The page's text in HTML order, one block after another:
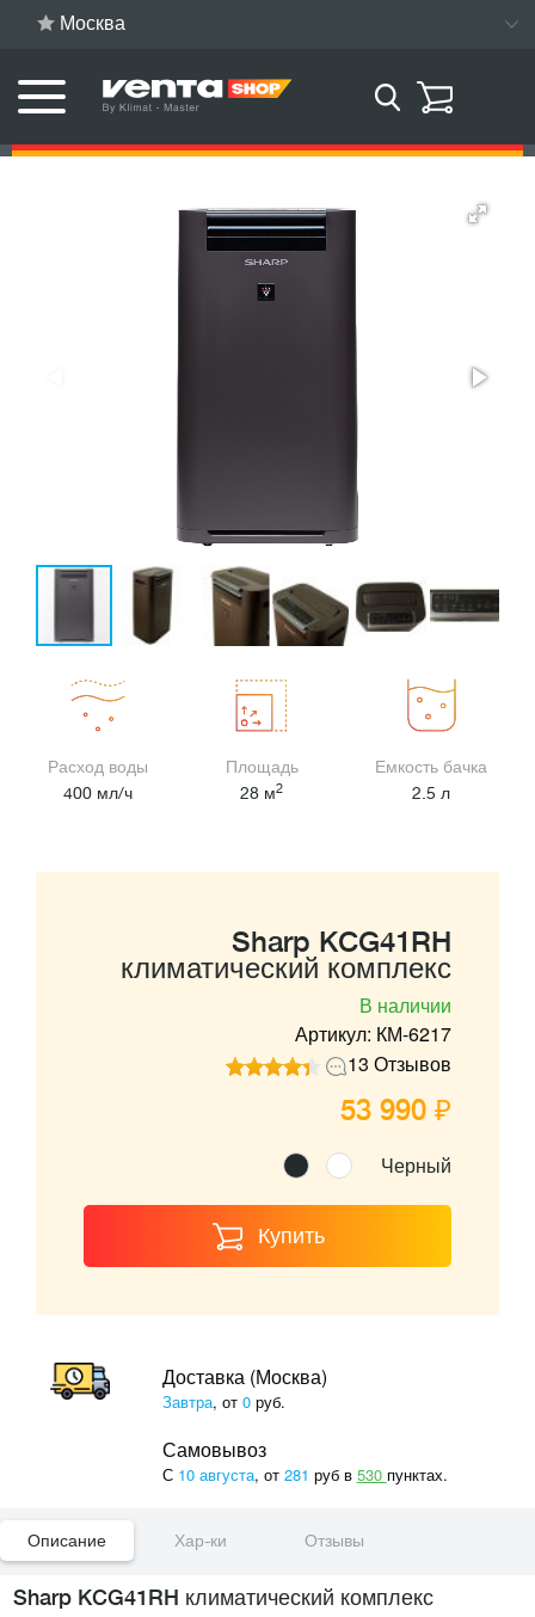
Москва
Расход воды
400 мл/ч
Площадь
28 м2
Емкость бачка
2.5 л
Sharp KCG41RH
климатический комплекс
В наличии
Артикул: КМ-6217
13 Отзывов
53 990 ₽
Черный
Купить
Доставка (Москва)
Завтра, от 0руб.
Самовывоз
С 10 августа, от 281 руб в 530 пунктах.
Описание Хар-ки Отзывы
Sharp KCG41RH климатический комплекс